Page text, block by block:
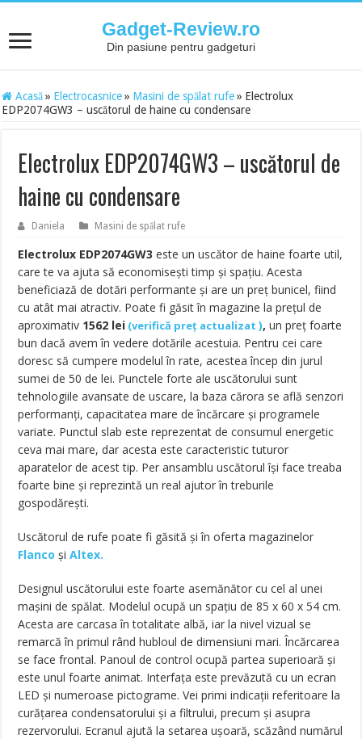
Gadget-Review.ro
Din pasiune pentru gadgeturi
Acasă » Electrocasnice » Masini de spălat rufe » Electrolux
EDP2074GW3 – uscătorul de haine cu condensare
Electrolux EDP2074GW3 – uscătorul de
haine cu condensare
Daniela Masini de spălat rufe
Electrolux EDP2074GW3 este un uscător de haine foarte util,
care te va ajuta să economisești timp și spațiu. Acesta
beneficiază de dotări performante și are un preț bunicel, fiind
cu atât mai atractiv. Poate fi găsit în magazine la prețul de
aproximativ 1562 lei (verifică preț actualizat),un preț foarte
bun dacă avem în vedere dotările acestuia. Pentru cei care
doresc să cumpere modelul în rate, acestea încep din jurul
sumei de 50 de lei. Punctele forte ale uscătorului sunt
tehnologiile avansate de uscare, la baza cărora se află senzori
performanți, capacitatea mare de încărcare și programele
variate. Punctul slab este reprezentat de consumul energetic
ceva mai mare, dar acesta este caracteristic tuturor
aparatelor de acest tip. Per ansamblu uscătorul își face treaba
foarte bine și reprezintă un real ajutor în treburile
gospodărești.
Uscătorul de rufe poate fi găsită și în oferta magazinelor
Flanco și Altex.
Designul uscătorului este foarte asemănător cu cel al unei
mașini de spălat. Modelul ocupă un spațiu de 85 x 60 x 54 cm.
Acesta are carcasa în totalitate albă, iar la nivel vizual se
remarcă în primul rând hubloul de dimensiuni mari. Încărcarea
se face frontal. Panoul de control ocupă partea superioară și
este unul foarte animat. Interfața este prevăzută cu un ecran
LED și numeroase pictograme. Vei primi indicații referitoare la
curățarea condensatorului și a filtrului, precum și asupra
rezervorului. Ecranul ajută la setarea ușoară, scăzând numărul